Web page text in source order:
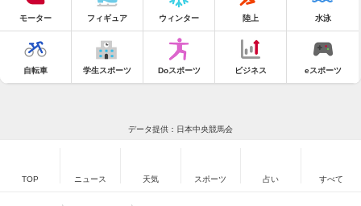
モーター フィギュア ウィンター 陸上 水泳
自転車 学生スポーツ Doスポーツ ビジネス eスポーツ
データ提供：日本中央競馬会
TOP ニュース 天気 スポーツ 占い すべて